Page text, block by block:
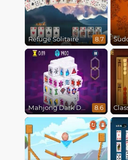
Refuge Solitaire 8.7
Mahjong Dark Dimensions 8.6